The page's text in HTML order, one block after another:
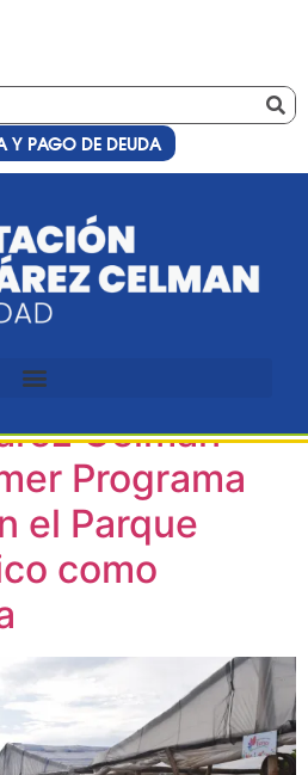
Y PAGO DE DEUDA
Turismo en
Juárez
Celman
Programa
el Parque
como